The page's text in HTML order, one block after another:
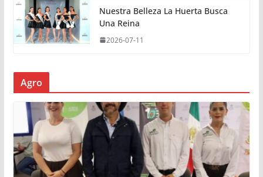
Nuestra Belleza La Huerta Busca
Una Reina
2026-07-11
Agro